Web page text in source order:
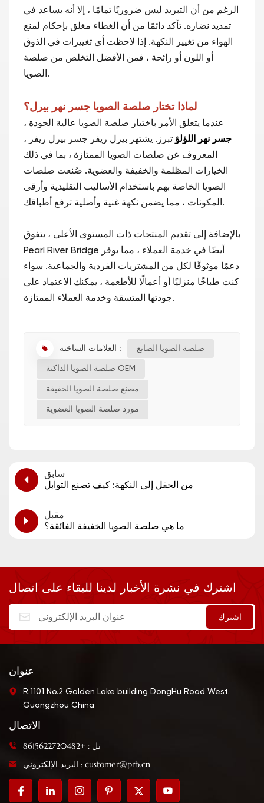
الرغم من أن التبريد ليس ضروريًا تمامًا ، إلا أنه يساعد في
تمديد نضاره. تأكد دائمًا من أن الغطاء مغلق بإحكام لمنع
الهواء من تغيير النكهة. إذا لاحظت أي تغييرات في الذوق
أو اللون أو رائحة ، فمن الأفضل التخلص من صلصة
الصويا.
لماذا تختار صلصة الصويا جسر نهر بيرل؟
عندما يتعلق الأمر باختيار صلصة الصويا عالية الجودة ،
جسر نهر اللؤلؤ تبرز. يشتهر بيرل ريفر جسر بيرل ريفر ،
المعروف عن صلصات الصويا الممتازة ، بما في ذلك
الخيارات المظلمة والخفيفة والعضوية. صُنعت صلصات
الصويا الخاصة بهم باستخدام الأساليب التقليدية وأرقى
المكونات ، مما يضمن نكهة غنية وأصلية ترفع أطباقك.
بالإضافة إلى تقديم المنتجات ذات المستوى الأعلى ، يتفوق
Pearl River Bridge أيضًا في خدمة العملاء ، مما يوفر
دعمًا موثوقًا لكل من المشتريات الفردية والجماعية. سواء
كنت طباخًا منزليًا أو أعمالًا للأطعمة ، يمكنك الاعتماد على
جودتها المتسقة وخدمة العملاء الممتازة.
العلامات الساخنة : صلصة الصويا الصانع
صلصة الصويا الداكنة OEM
مصنع صلصة الصويا الخفيفة
مورد صلصة الصويا العضوية
سابق
من الحقل إلى النكهة: كيف تصنع التوابل
مقبل
ما هي صلصة الصويا الخفيفة الفائقة؟
اشترك في نشرة الأخبار لدينا للبقاء على اتصال
عنوان
R.1101 No.2 Golden Lake building DongHu Road West.
Guangzhou China
الاتصال
تل : +8615622720482
البريد الإلكتروني : customer@prb.cn